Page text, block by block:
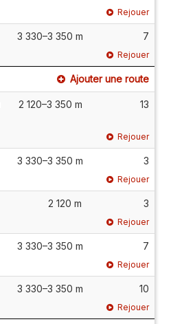
Rejouer
3 330–3 350 m 7
Rejouer
Ajouter une route
2 120–3 350 m 13
Rejouer
3 330–3 350 m 3
Rejouer
2 120 m 3
Rejouer
3 330–3 350 m 7
Rejouer
3 330–3 350 m 10
Rejouer